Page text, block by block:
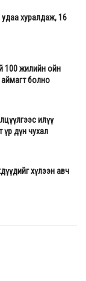
хуралдаж, 16
100 жилийн ойн
болно
илүү
үр дүн чухал
хүлээн авч